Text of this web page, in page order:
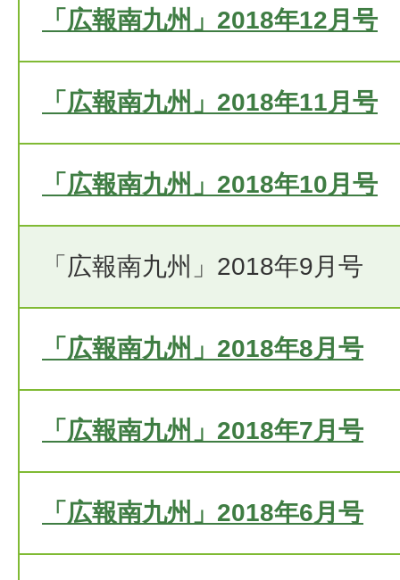
「広報南九州」2018年12月号
「広報南九州」2018年11月号
「広報南九州」2018年10月号
「広報南九州」2018年9月号
「広報南九州」2018年8月号
「広報南九州」2018年7月号
「広報南九州」2018年6月号